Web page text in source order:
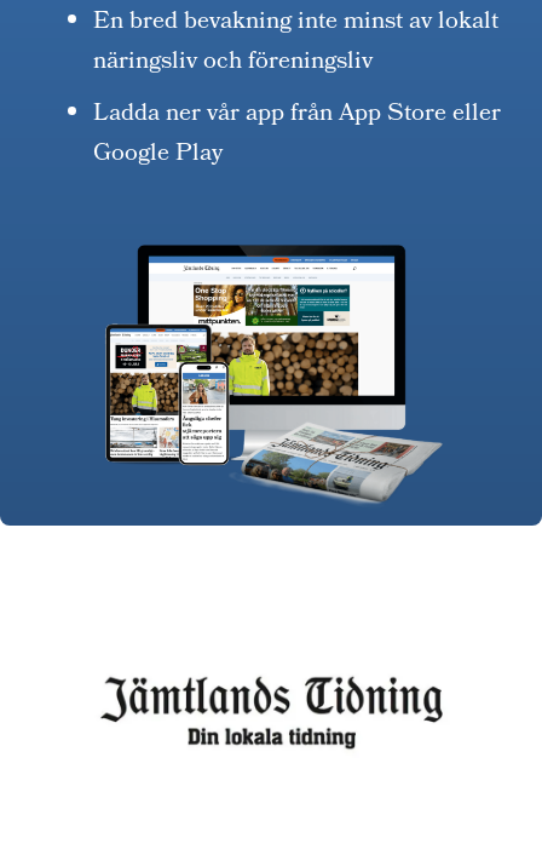
En bred bevakning inte minst av lokalt
näringsliv och föreningsliv
Ladda ner vår app från App Store eller
Google Play